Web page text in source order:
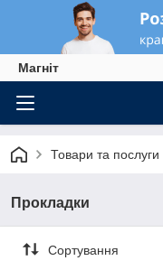
Магніт
Товари та послуги
Прокладки
Сортування